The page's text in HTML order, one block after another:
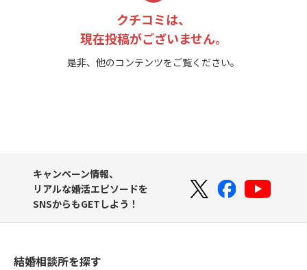
クチコミは、
現在投稿がございません。
是非、他のコンテンツをご覧ください。
キャンペーン情報、
リアルな婚活エピソードを
SNSからもGETしよう！
結婚相談所を探す